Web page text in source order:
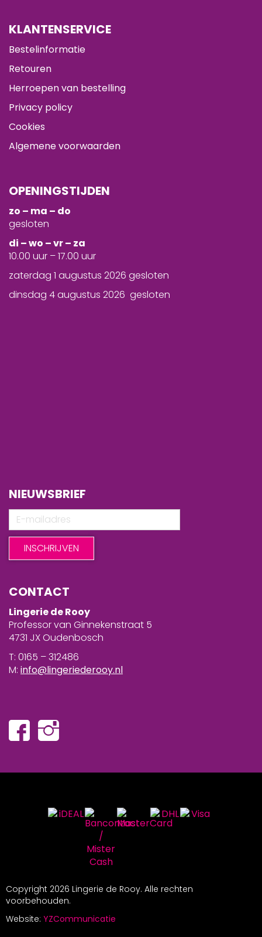
KLANTENSERVICE
Bestelinformatie
Retouren
Herroepen van bestelling
Privacy policy
Cookies
Algemene voorwaarden
OPENINGSTIJDEN
zo – ma – do
gesloten
di – wo – vr – za
10.00 uur – 17.00 uur
zaterdag 1 augustus 2026 gesloten
dinsdag 4 augustus 2026 gesloten
NIEUWSBRIEF
CONTACT
Lingerie de Rooy
Professor van Ginnekenstraat 5
4731 JX Oudenbosch
T: 0165 – 312486
M: info@lingeriederooy.nl
Copyright 2026 Lingerie de Rooy. Alle rechten
voorbehouden.
Website: YZCommunicatie